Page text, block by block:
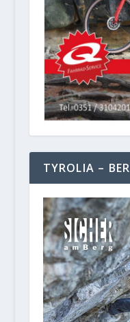
TYROLIA –